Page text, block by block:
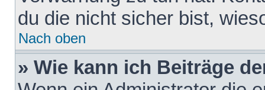
du die nicht sicher bist,
Nach oben
» Wie kann ich Beiträge